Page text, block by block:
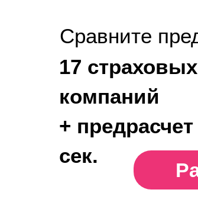
Сравните
17 страховых
компаний
+ предрасчет
сек.